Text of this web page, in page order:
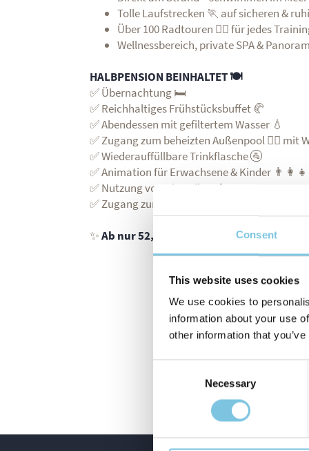
Consent
This website uses cookies
We use cookies to
information about your use
other information that
Necessary
Tolle Laufstrecken 🏃 auf sicheren &
Über 100 Radtouren 🚴‍♂️ für jedes
Wellnessbereich, private SPA &
HALBPENSION BEINHALTET 🍽️
✅ Übernachtung 🛏️
✅ Reichhaltiges Frühstücksbuffet 🥐
✅ Abendessen mit gefiltertem Wasser 💧
✅ Zugang zum beheizten Außenpool 🏊‍♀️ mit
✅ Wiederauffüllbare Trinkflasche 🚰
✅ Animation für Erwachsene & Kinder 👨‍👩‍👧
✅ Nutzung von City-Bikes 🚲
✅ Zugang zum Panoramafitnessstudio
✨Ab nur 52,00 € pro Person!✨